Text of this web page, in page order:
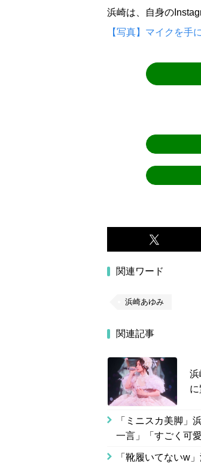
浜崎は、自身の
【写真】マイクを手
関連ワード
浜崎あゆみ
関連記事
浜
「ミニスカ美脚」
一言」「すごく可愛
「靴履いてないw